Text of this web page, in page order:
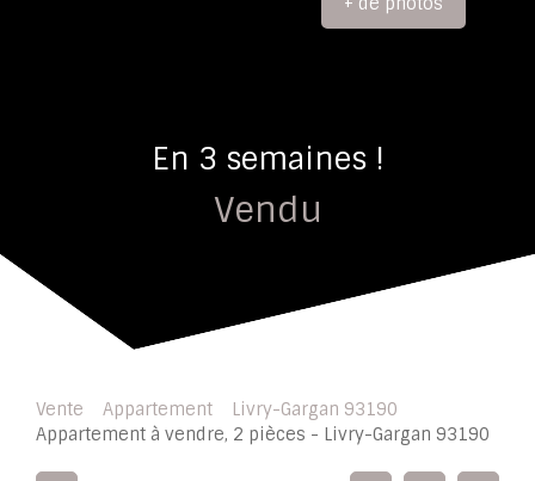
En 3 semaines !
Vendu
Vente Appartement
Livry-Gargan 93190
Appartement à vendre, 2 pièces - Livry-Gargan 93190